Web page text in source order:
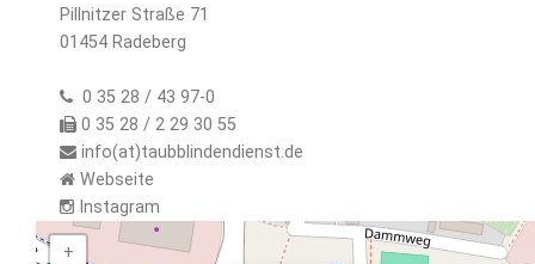
Pillnitzer Straße 71
01454 Radeberg
0 35 28 / 43 97-0
0 35 28 / 2 29 30 55
info(at)taubblindendienst.de
Webseite
Instagram
+